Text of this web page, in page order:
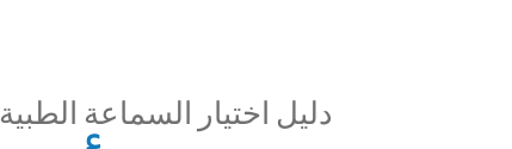
دليل اختيار السماعة الطبية